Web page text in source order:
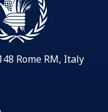
Rome RM, Italy